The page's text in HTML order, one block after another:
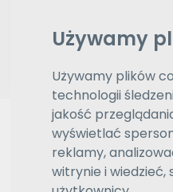
Używamy
Używamy plików
technologii
jakość
wyświetlać
reklamy,
witrynie i wiedzieć,
ZAMÓW